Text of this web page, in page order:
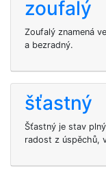
zoufalý
Zoufalý znamená
a bezradný.
šťastný
Šťastný je stav
radost z úspěchů,